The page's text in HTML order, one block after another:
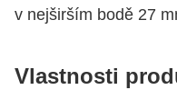
v nejširším bodě 27
Vlastnosti